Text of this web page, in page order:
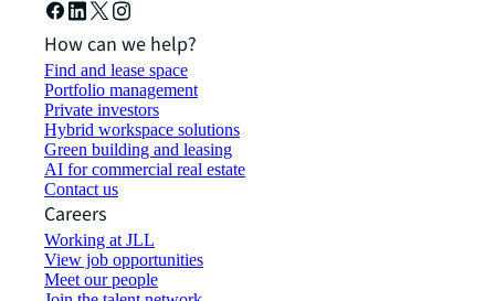
How can we help?
Find and lease space
Portfolio management
Private investors
Hybrid workspace solutions
Green building and leasing
AI for commercial real estate
Contact us
Careers
Working at JLL
View job opportunities
Meet our people